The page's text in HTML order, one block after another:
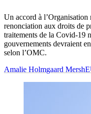
Un accord à
renonciation aux droits de
traitements de la Covid-19
gouvernements devraient
selon l’OMC.
Amalie Holmgaard Mersh